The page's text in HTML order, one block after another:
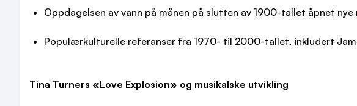
Oppdagelsen av vann på månen på slutten av 1900-tallet åpnet
Populærkulturelle referanser fra 1970- til 2000-tallet, inkludert
Tina Turners «Love Explosion» og musikalske utvikling